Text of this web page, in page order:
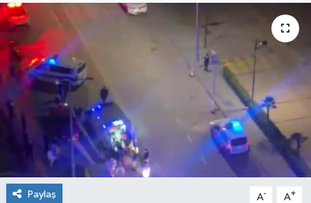
Paylaş A- A+
Siyaset
Spor
Teknoloji
Türkiye